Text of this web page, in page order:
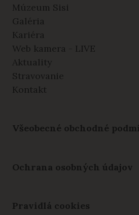
Múzeum Sisi
Galéria
Kariéra
Web kamera - LIVE
Aktuality
Stravovanie
Kontakt
Všeobecné obchodné
Ochrana osobných údajov
Pravidlá cookies